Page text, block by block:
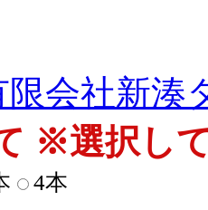
限会社新湊
※選択し
4本